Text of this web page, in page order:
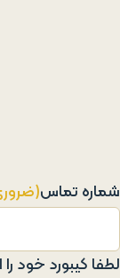
شماره تماس
لطفا کیبورد خود